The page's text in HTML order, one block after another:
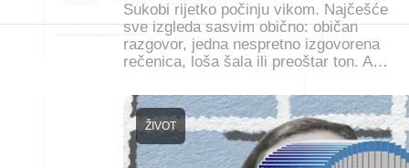
Sukobi rijetko počinju vikom. Najčešće
sve izgleda sasvim obično: običan
razgovor, jedna nespretno izgovorena
rečenica, loša šala ili preoštar ton. A…
ŽIVOT